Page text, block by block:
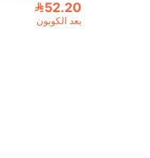
52.20
بعد الكوبون